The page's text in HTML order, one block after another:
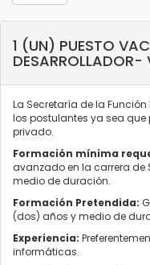
1 (UN) PUESTO
DESARROLLADOR-
La Secretaría de la
los postulantes ya sea
privado.
Formación mínima
avanzado en la carrera de
medio de duración.
Formación Pretendida:
(dos) años y medio de
Experiencia:
informáticas.